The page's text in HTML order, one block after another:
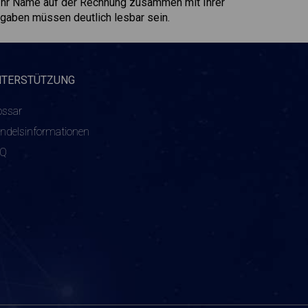
müssen deutlich lesbar sein.